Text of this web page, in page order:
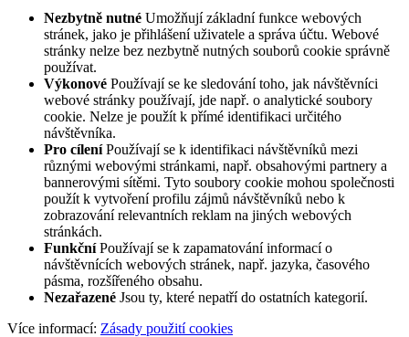
Nezbytně nutné Umožňují základní funkce webových
stránek, jako je přihlášení uživatele a správa účtu. Webové
stránky nelze bez nezbytně nutných souborů cookie správně
používat.
Výkonové Používají se ke sledování toho, jak návštěvníci
webové stránky používají, jde např. o analytické soubory
cookie. Nelze je použít k přímé identifikaci určitého
návštěvníka.
Pro cíleníPoužívají se k identifikaci návštěvníků mezi
různými webovými stránkami, např. obsahovými partnery a
bannerovými sítěmi. Tyto soubory cookie mohou společnosti
použít k vytvoření profilu zájmů návštěvníků nebo k
zobrazování relevantních reklam na jiných webových
stránkách.
FunkčníPoužívají se k zapamatování informací o
návštěvnících webových stránek, např. jazyka, časového
pásma, rozšířeného obsahu.
Nezařazené Jsou ty, které nepatří do ostatních kategorií.
Více informací: Zásady použití cookies